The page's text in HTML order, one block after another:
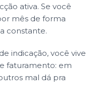
ativa. Se você
mês de forma
constante.
indicação, você vive
faturamento: em
mal dá pra